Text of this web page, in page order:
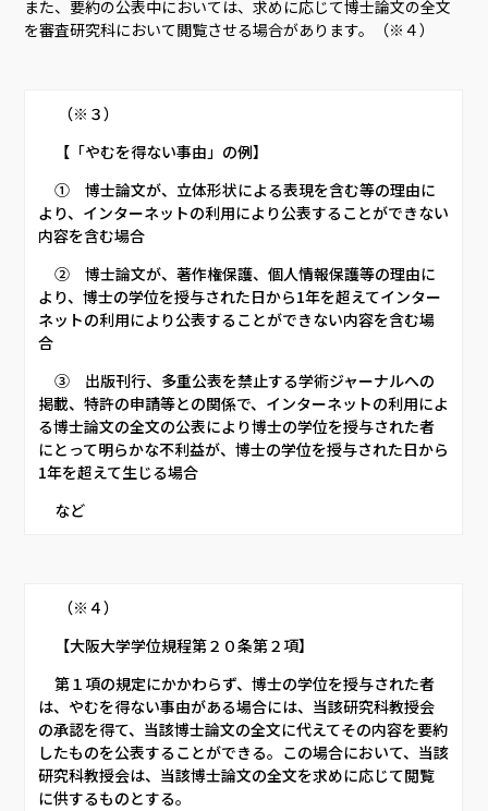
また、要約の公表中においては、求めに応じて博士論文の全文
を審査研究科において閲覧させる場合があります。（※４）
      （※３）
     【「やむを得ない事由」の例】
     ①　博士論文が、立体形状による表現を含む等の理由に
より、インターネットの利用により公表することができない
内容を含む場合
     ②　博士論文が、著作権保護、個人情報保護等の理由に
より、博士の学位を授与された日から1年を超えてインター
ネットの利用により公表することができない内容を含む場
合
     ③　出版刊行、多重公表を禁止する学術ジャーナルへの
掲載、特許の申請等との関係で、インターネットの利用によ
る博士論文の全文の公表により博士の学位を授与された者
にとって明らかな不利益が、博士の学位を授与された日から
1年を超えて生じる場合
     など
      （※４）
     【大阪大学学位規程第２０条第２項】
     第１項の規定にかかわらず、博士の学位を授与された者
は、やむを得ない事由がある場合には、当該研究科教授会
の承認を得て、当該博士論文の全文に代えてその内容を要約
したものを公表することができる。この場合において、当該
研究科教授会は、当該博士論文の全文を求めに応じて閲覧
に供するものとする。